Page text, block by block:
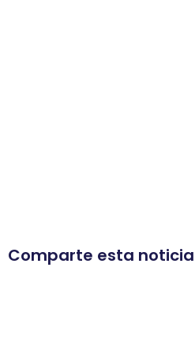
Comparte esta noticia